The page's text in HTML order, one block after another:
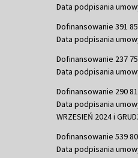
Data podpisania
Dofinansowanie 391
Data podpisania
Dofinansowanie 237
Data podpisania
Dofinansowanie 290
Data podpisania
WRZESIEŃ 2024 i
Dofinansowanie 539
Data podpisania